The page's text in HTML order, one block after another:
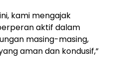
kami mengajak
aktif dalam
masing-masing,
aman dan kondusif,”